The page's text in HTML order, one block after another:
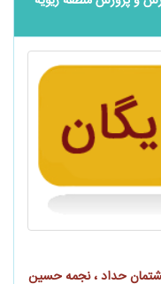
حداد ، نجمه حسین‌